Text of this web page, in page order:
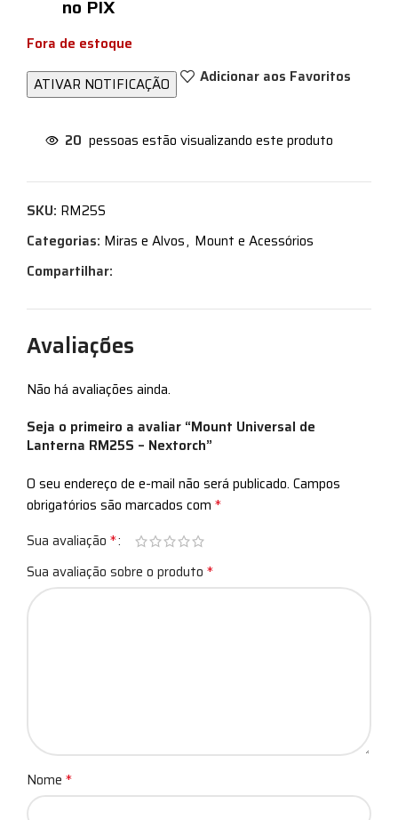
no PIX
Fora de estoque
Adicionar aos Favoritos
20 pessoas estão visualizando este produto
SKU: RM25S
Categorias: Miras e Alvos, Mount e Acessórios
Compartilhar:
Avaliações
Não há avaliações ainda.
Seja o primeiro a avaliar “Mount Universal de
Lanterna RM25S – Nextorch”
O seu endereço de e-mail não será publicado. Campos
obrigatórios são marcados com *
Sua avaliação *
Sua avaliação sobre o produto *
Nome *